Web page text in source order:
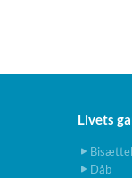
Livets
Dåb